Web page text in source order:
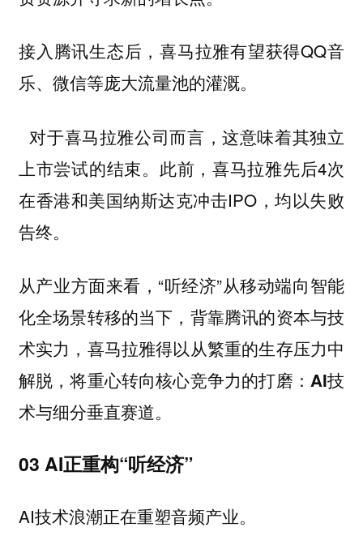
接入腾讯生态后，喜马拉雅有望获得QQ音
乐、微信等庞大流量池的灌溉。
对于喜马拉雅公司而言，这意味着其独立
上市尝试的结束。此前，喜马拉雅先后4次
在香港和美国纳斯达克冲击IPO，均以失败
告终。
从产业方面来看，“听经济”从移动端向智能
化全场景转移的当下，背靠腾讯的资本与技
术实力，喜马拉雅得以从繁重的生存压力中
解脱，将重心转向核心竞争力的打磨： AI技
术与细分垂直赛道。
03 AI正重构“听经济”
AI技术浪潮正在重塑音频产业。